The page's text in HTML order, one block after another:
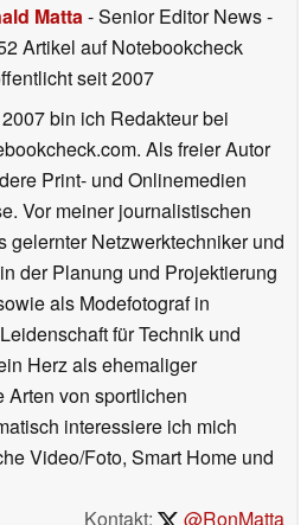
Matta- Senior Editor News-
Artikel auf Notebookcheck
seit 2007
bin ich Redakteur bei
Als freier Autor
Print- und Onlinemedien
Vor meiner journalistischen
gelernter Netzwerktechniker und
der Planung und Projektierung
als Modefotograf in
für Technik und
Herz als ehemaliger
Arten von sportlichen
interessiere ich mich
Video/Foto, Smart Home und
Kontakt:
@RonMatta